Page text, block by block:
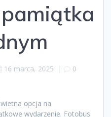
16 marca, 2025 | 0
opcja na
wydarzenie. Fotobus